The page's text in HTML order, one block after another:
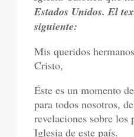
Estados Unidos. El
siguiente:
Mis queridos
Cristo,
Éste es un momento
para todos nosotros,
revelaciones sobre los
Iglesia de este país.